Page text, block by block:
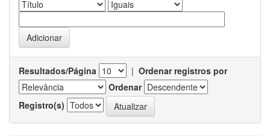
Resultados/Página | Ordenar registros por
Ordenar
Registro(s)